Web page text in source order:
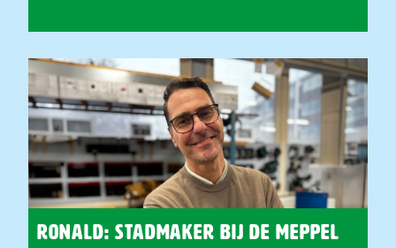
Ronald: stadmaker bij De Meppel